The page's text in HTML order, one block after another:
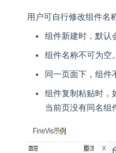
用户可自行修改组件名
组件新建时，默认
组件名称不可为空。
同一页面下，组件
组件复制粘贴时，
当前页没有同名组